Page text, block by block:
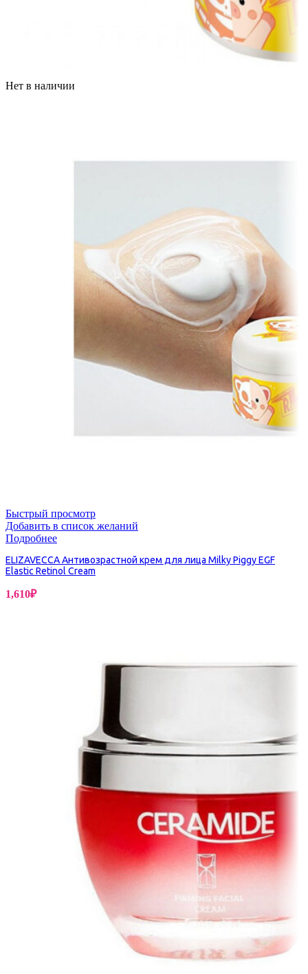
Нет в наличии
Быстрый просмотр
Добавить в список желаний
Подробнее
ELIZAVECCA Антивозрастной крем для лица Milky Piggy EGF
Elastic Retinol Cream
1,610₽